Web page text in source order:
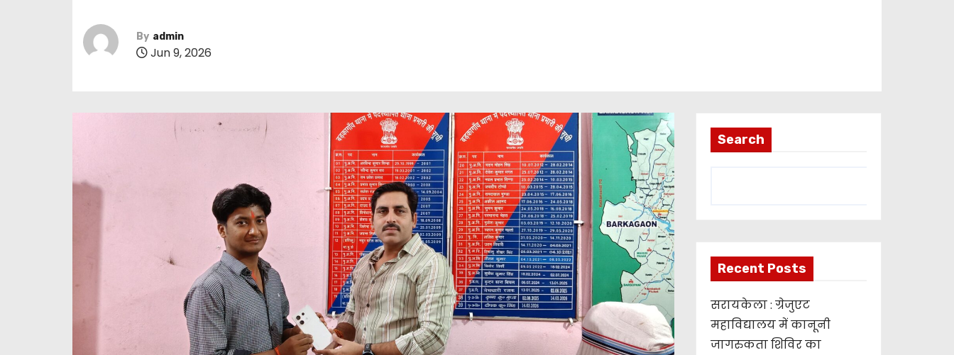
By admin
Jun 9, 2026
Search
Recent Posts
सरायकेला : ग्रेजुएट
महाविद्यालय में कानूनी
जागरुकता शिविर का